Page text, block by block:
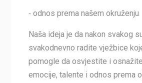
⁃ odnos prema našem okruženju
Naša ideja je da nakon svakog
svakodnevno radite vježbice
pomogle da osvjestite i
emocije, talente i odnos prema